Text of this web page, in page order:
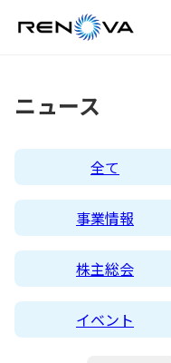
事業情報トップ
事業概要
レノバの強み
発電所・蓄電所一覧
企業情報
企業情報トップ
会社概要・アクセス
CEOメッセージ
サステナビリティ
サステナビリティ
理念・ポリシー
ニュース
全て
事業情報
株主総会
イベント